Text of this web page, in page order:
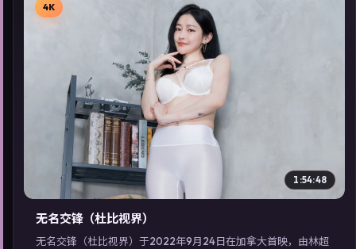
▶
4K
1:54:48
无名交锋（杜比视界）
无名交锋（杜比视界）于2022年9月24日在加拿大首映，由林超